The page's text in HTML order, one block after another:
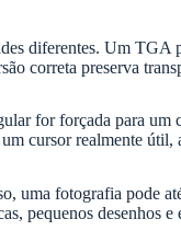
diferentes. Um
correta preserva
for forçada para
cursor realmente
fotografia pode
pequenos desenhos